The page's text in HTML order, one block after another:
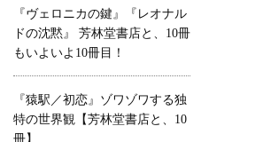
『ヴェロニカの鍵』『レオナル
ドの沈黙』 芳林堂書店と、10冊
もいよいよ10冊目！
『猿駅／初恋』ゾワゾワする独
特の世界観【芳林堂書店と、10
冊】